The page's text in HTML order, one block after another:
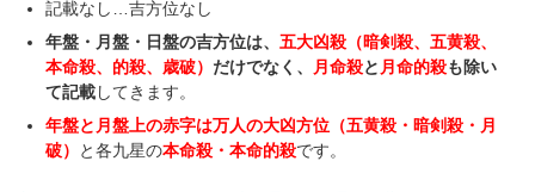
記載なし…吉方位なし
年盤・月盤・日盤の吉方位は、五大凶殺（暗剣殺、五黄殺、
本命殺、的殺、歳破） だけでなく、 月命殺と 月命的殺も除い
て記載してきます。
年盤と月盤上の赤字は万人の大凶方位（五黄殺・暗剣殺・月
破）
と各九星の本命殺・本命的殺です。